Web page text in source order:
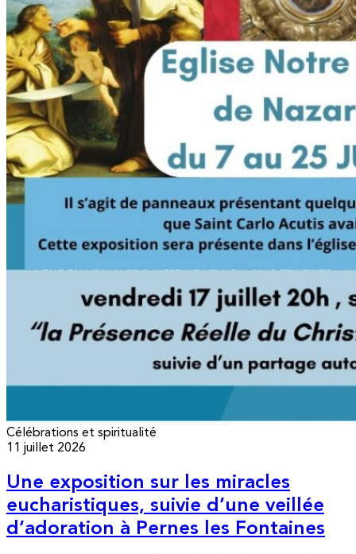
Célébrations et spiritualité
11 juillet 2026
Une exposition sur les miracles
eucharistiques, suivie d’une veillée
d’adoration à Pernes les Fontaines